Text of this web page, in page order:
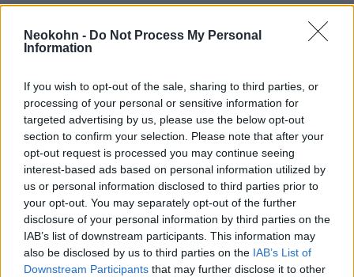
Neokohn - Do Not Process My Personal
Information
If you wish to opt-out of the sale, sharing to third parties, or
processing of your personal or sensitive information for
targeted advertising by us, please use the below opt-out
section to confirm your selection. Please note that after your
opt-out request is processed you may continue seeing
interest-based ads based on personal information utilized by
us or personal information disclosed to third parties prior to
your opt-out. You may separately opt-out of the further
disclosure of your personal information by third parties on the
IAB’s list of downstream participants. This information may
also be disclosed by us to third parties on the IAB’s List of
Downstream Participants that may further disclose it to other
„A háború folytatódásával az emberek egyre
elkeseredettebb eszközökkel igyekeznek
el az Oxfam jemeni igazgatója. „Arra
kényszerülnek, hogy olyan lépéseket
tegyenek, amelyek romba döntik gyermekeik
életét most és a következő évtizedekre is” –
tette hozzá.
Az ENSZ főtitkára, António Guterres kedde
narról beszélt a genfi donorkonferencián,
hogy „mintegy 10 millió jemeni csupán egy